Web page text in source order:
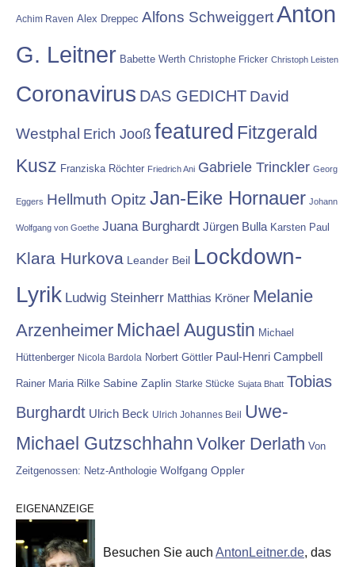
Achim Raven Alex Dreppec Alfons SchweiggertAnton
G. Leitner Babette Werth Christophe Fricker Christoph Leisten
Coronavirus DAS GEDICHT David
Westphal Erich Jooß featured Fitzgerald
Kusz Franziska Röchter Friedrich Ani Gabriele Trinckler Georg
Eggers Hellmuth Opitz Jan-Eike Hornauer Johann
Wolfgang von Goethe Juana Burghardt Jürgen Bulla Karsten Paul
Klara Hurkova Leander Beil Lockdown-
Lyrik Ludwig Steinherr Matthias Kröner Melanie
Arzenheimer Michael Augustin Michael
Hüttenberger Nicola Bardola Norbert Göttler Paul-Henri Campbell
Rainer Maria Rilke Sabine Zaplin Starke Stücke Sujata Bhatt Tobias
Burghardt Ulrich Beck Ulrich Johannes Beil
Uwe-
Michael Gutzschhahn Volker Derlath Von
Zeitgenossen: Netz-Anthologie Wolfgang Oppler
EIGENANZEIGE
Besuchen Sie auch AntonLeitner.de, das